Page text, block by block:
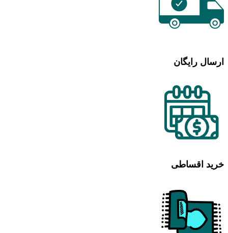
ارسال رایگان
خرید اقساطی